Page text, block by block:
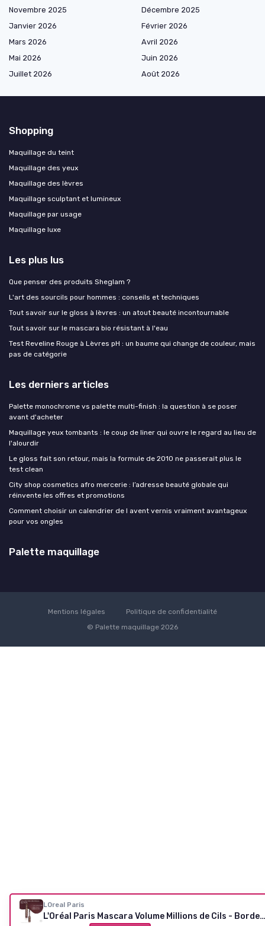
LOreal Paris
L'Oréal Paris Mascara Volume Millions de Cils - Bordeaux Cashmere
Novembre 2025
Décembre 2025
Janvier 2026
Février 2026
Mars 2026
Avril 2026
Mai 2026
Juin 2026
Juillet 2026
Août 2026
Shopping
Maquillage du teint
Maquillage des yeux
Maquillage des lèvres
Maquillage sculptant et lumineux
Maquillage par usage
Maquillage luxe
Les plus lus
Que penser des produits Sheglam ?
L'art des sourcils pour hommes : conseils et techniques
Tout savoir sur le gloss à lèvres : un atout beauté incontournable
Tout savoir sur le mascara bio résistant à l'eau
Test Reveline Rouge à Lèvres pH : un baume qui change de couleur, mais
pas de catégorie
Les derniers articles
Palette monochrome vs palette multi-finish : la question à se poser
avant d'acheter
Maquillage yeux tombants : le coup de liner qui ouvre le regard au lieu de
l'alourdir
Le gloss fait son retour, mais la formule de 2010 ne passerait plus le
test clean
City shop cosmetics afro mercerie : l’adresse beauté globale qui
réinvente les offres et promotions
Comment choisir un calendrier de l avent vernis vraiment avantageux
pour vos ongles
Palette maquillage
Mentions légales
Politique de confidentialité
© Palette maquillage 2026